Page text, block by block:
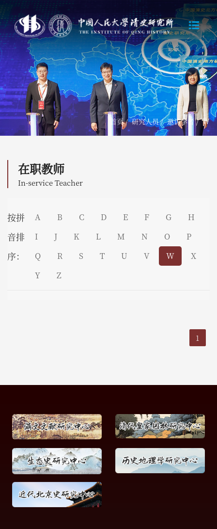
首页/研究人员/邀访学者/W
在职教师
In-service Teacher
按拼
音排
序：
A B C D E F G
H
I
J K L M N O
P
Q
R S T U V W
X
Y
Z
1